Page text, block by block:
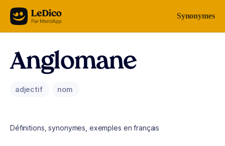
Aller au contenu Synonymes
Anglomane
adjectif nom
Définitions, synonymes, exemples en français